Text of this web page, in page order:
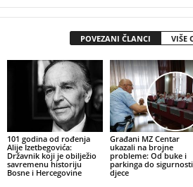
POVEZANI ČLANCI VIŠE
101 godina od rođenja
Alije Izetbegovića:
Državnik koji je obilježio
savremenu historiju
Bosne i Hercegovine
Građani MZ Centar
ukazali na brojne
probleme: Od buke i
parkinga do sigurnosti
djece